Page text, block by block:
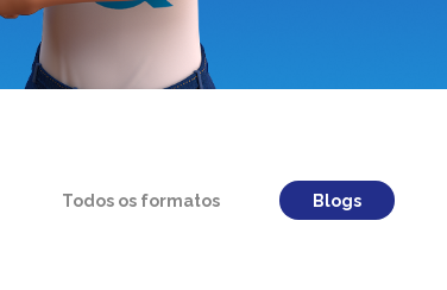
Todos os formatos Blogs